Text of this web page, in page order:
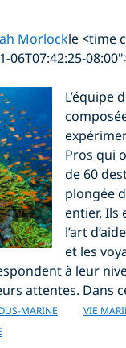
Morlockle <time
06T07:42:25-
L’équipe
Pros qui
de 60
plongée
entier. Ils
l’art
et les
à leur
attentes. Dans
MARINE VIE